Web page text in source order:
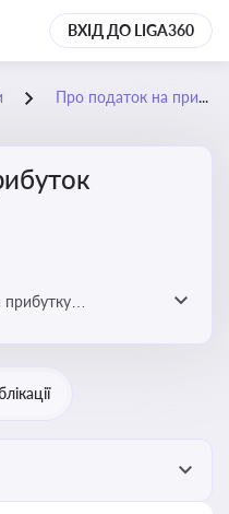
ВХІД ДО LIGA360
Про податок на прибуток
прибутку
і юристів